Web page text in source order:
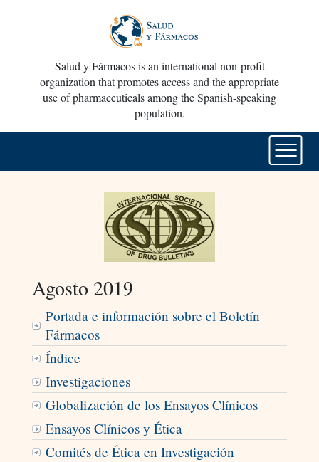
Salud y Fármacos is an international non-profit
organization that promotes access and the appropriate
use of pharmaceuticals among the Spanish-speaking
population.
Agosto 2019
Portada e información sobre el Boletín
Fármacos
Índice
Investigaciones
Globalización de los Ensayos Clínicos
Ensayos Clínicos y Ética
Comités de Ética en Investigación